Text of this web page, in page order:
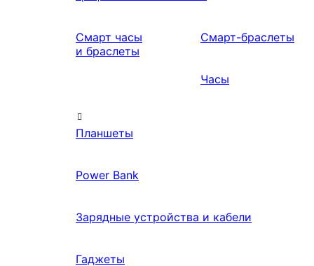
Смарт часы
и браслеты
Смарт-браслеты
Часы
Планшеты
Power Bank
Зарядные устройства и кабели
Гаджеты